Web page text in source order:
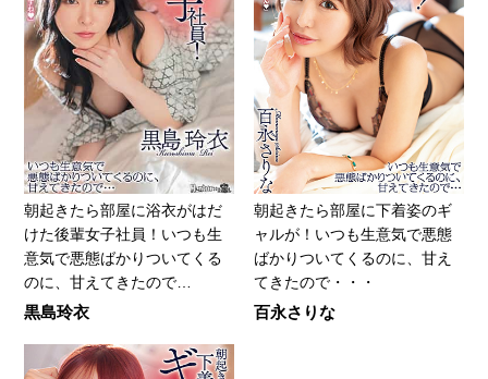
朝起きたら部屋に浴衣がはだ
けた後輩女子社員！いつも生
意気で悪態ばかりついてくる
のに、甘えてきたので…
黒島玲衣
朝起きたら部屋に下着姿のギ
ャルが！いつも生意気で悪態
ばかりついてくるのに、甘え
てきたので・・・
百永さりな